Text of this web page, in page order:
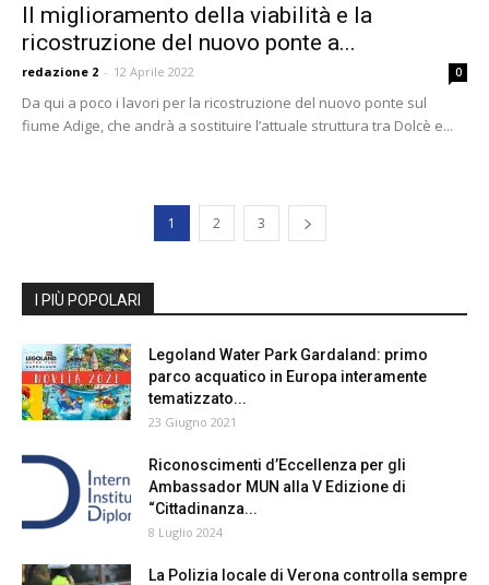
Il miglioramento della viabilità e la
ricostruzione del nuovo ponte a...
redazione 2 - 12 Aprile 2022 0
Da qui a poco i lavori per la ricostruzione del nuovo ponte sul
fiume Adige, che andrà a sostituire l’attuale struttura tra Dolcè e...
1 2 3
I PIÙ POPOLARI
Legoland Water Park Gardaland: primo
parco acquatico in Europa interamente
tematizzato...
23 Giugno 2021
Riconoscimenti d’Eccellenza per gli
Ambassador MUN alla V Edizione di
“Cittadinanza...
8 Luglio 2024
La Polizia locale di Verona controlla sempre